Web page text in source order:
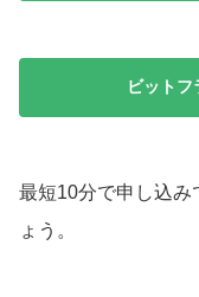
ビット
最短10分で申し込み
ょう。